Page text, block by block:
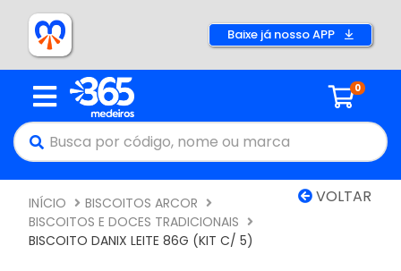
Baixe já nosso APP
0
VOLTAR
INÍCIO
BISCOITOS ARCOR
BISCOITOS E DOCES TRADICIONAIS
BISCOITO DANIX LEITE 86G (KIT C/ 5)